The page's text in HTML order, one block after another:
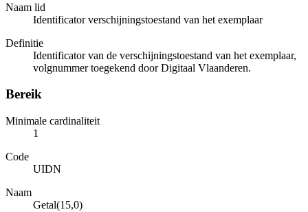
Naam lid
Identificator verschijningstoestand van het exemplaar
Definitie
Identificator van de verschijningstoestand van het exemplaar,
volgnummer toegekend door Digitaal Vlaanderen.
Bereik
Minimale cardinaliteit
1
Code
UIDN
Naam
Getal(15,0)